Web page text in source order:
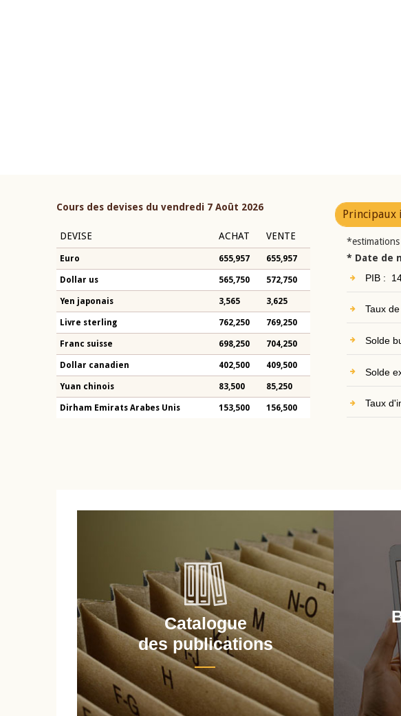
Cours des devises du vendredi 7 Août 2026
DEVISE ACHAT VENTE
Euro 655,957 655,957
Dollar us 565,750 572,750
Yen japonais 3,565 3,625
Livre sterling 762,250 769,250
Franc suisse 698,250 704,250
Dollar canadien 402,500 409,500
Yuan chinois 83,500 85,250
Dirham Emirats Arabes Unis 153,500 156,500
Principaux
* Date de
PIB :
Taux
Solde
Solde
Taux
Catalogue
des publications